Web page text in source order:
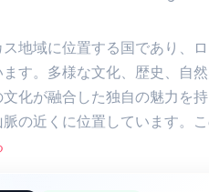
地域に位置する国であり、
す。多様な文化、歴史、自
化が融合した独自の魅力を
の近くに位置しています。